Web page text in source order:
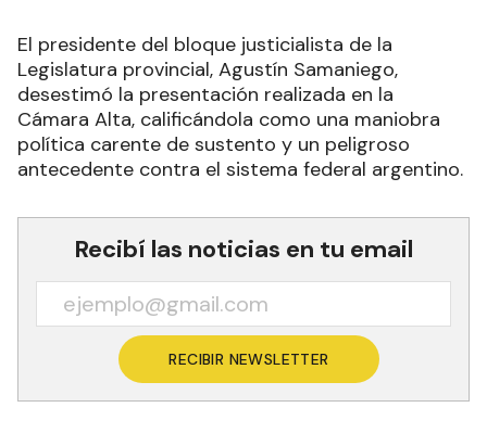
El presidente del bloque justicialista de la
Legislatura provincial, Agustín Samaniego,
desestimó la presentación realizada en la
Cámara Alta, calificándola como una maniobra
política carente de sustento y un peligroso
antecedente contra el sistema federal argentino.
Recibí las noticias en tu email
RECIBIR NEWSLETTER